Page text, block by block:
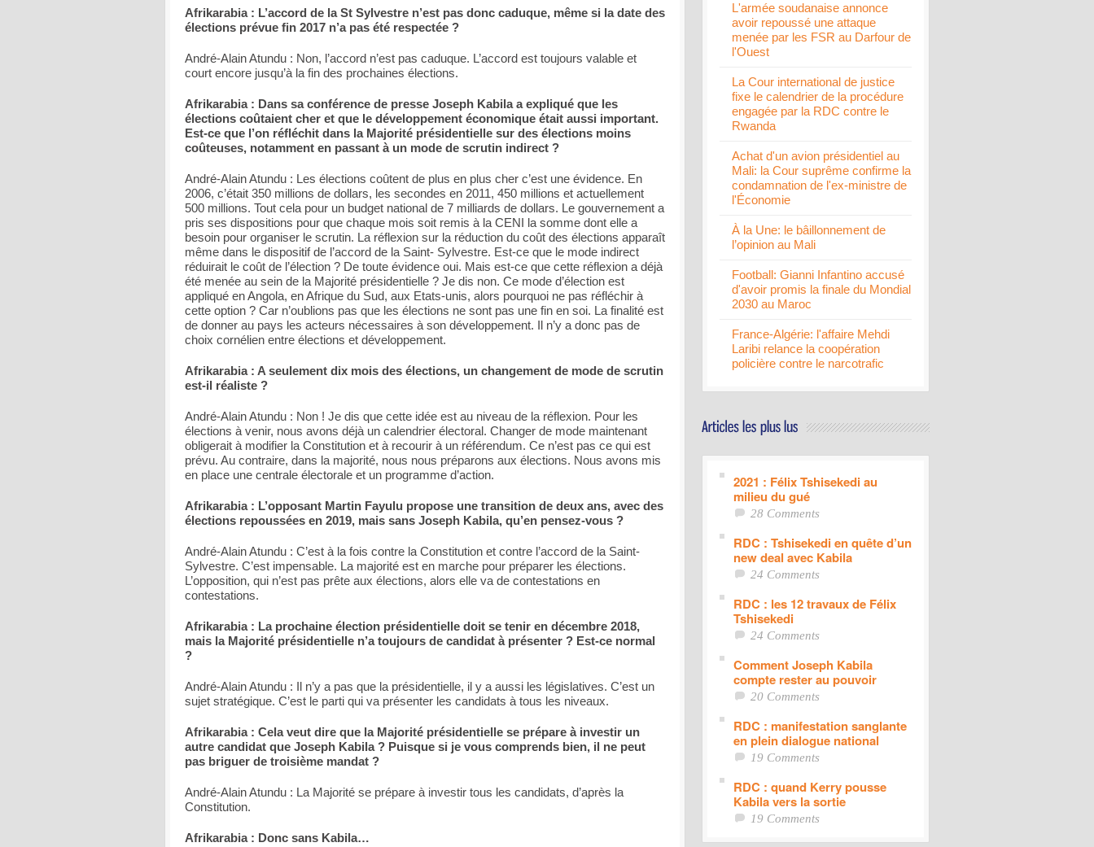
Afrikarabia : L’accord de la St Sylvestre n’est pas donc caduque, même si la date des
élections prévue fin 2017 n’a pas été respectée ?
André-Alain Atundu : Non, l’accord n’est pas caduque. L’accord est toujours valable et
court encore jusqu’à la fin des prochaines élections.
Afrikarabia : Dans sa conférence de presse Joseph Kabila a expliqué que les
élections coûtaient cher et que le développement économique était aussi important.
Est-ce que l’on réfléchit dans la Majorité présidentielle sur des élections moins
coûteuses, notamment en passant à un mode de scrutin indirect ?
André-Alain Atundu : Les élections coûtent de plus en plus cher c’est une évidence. En
2006, c’était 350 millions de dollars, les secondes en 2011, 450 millions et actuellement
500 millions. Tout cela pour un budget national de 7 milliards de dollars. Le gouvernement a
pris ses dispositions pour que chaque mois soit remis à la CENI la somme dont elle a
besoin pour organiser le scrutin. La réflexion sur la réduction du coût des élections apparaît
même dans le dispositif de l’accord de la Saint- Sylvestre. Est-ce que le mode indirect
réduirait le coût de l’élection ? De toute évidence oui. Mais est-ce que cette réflexion a déjà
été menée au sein de la Majorité présidentielle ? Je dis non. Ce mode d’élection est
appliqué en Angola, en Afrique du Sud, aux Etats-unis, alors pourquoi ne pas réfléchir à
cette option ? Car n’oublions pas que les élections ne sont pas une fin en soi. La finalité est
de donner au pays les acteurs nécessaires à son développement. Il n’y a donc pas de
choix cornélien entre élections et développement.
Afrikarabia : A seulement dix mois des élections, un changement de mode de scrutin
est-il réaliste ?
André-Alain Atundu : Non ! Je dis que cette idée est au niveau de la réflexion. Pour les
élections à venir, nous avons déjà un calendrier électoral. Changer de mode maintenant
obligerait à modifier la Constitution et à recourir à un référendum. Ce n’est pas ce qui est
prévu. Au contraire, dans la majorité, nous nous préparons aux élections. Nous avons mis
en place une centrale électorale et un programme d’action.
Afrikarabia : L’opposant Martin Fayulu propose une transition de deux ans, avec des
élections repoussées en 2019, mais sans Joseph Kabila, qu’en pensez-vous ?
André-Alain Atundu : C’est à la fois contre la Constitution et contre l’accord de la Saint-
Sylvestre. C’est impensable. La majorité est en marche pour préparer les élections.
L’opposition, qui n’est pas prête aux élections, alors elle va de contestations en
contestations.
Afrikarabia : La prochaine élection présidentielle doit se tenir en décembre 2018,
mais la Majorité présidentielle n’a toujours de candidat à présenter ? Est-ce normal
?
André-Alain Atundu : Il n’y a pas que la présidentielle, il y a aussi les législatives. C’est un
sujet stratégique. C’est le parti qui va présenter les candidats à tous les niveaux.
Afrikarabia : Cela veut dire que la Majorité présidentielle se prépare à investir un
autre candidat que Joseph Kabila ? Puisque si je vous comprends bien, il ne peut
pas briguer de troisième mandat ?
André-Alain Atundu : La Majorité se prépare à investir tous les candidats, d’après la
Constitution.
Afrikarabia : Donc sans Kabila…
L'armée soudanaise annonce
avoir repoussé une attaque
menée par les FSR au Darfour de
l'Ouest
La Cour international de justice
fixe le calendrier de la procédure
engagée par la RDC contre le
Rwanda
Achat d'un avion présidentiel au
Mali: la Cour suprême confirme la
condamnation de l'ex-ministre de
l'Économie
À la Une: le bâillonnement de
l’opinion au Mali
Football: Gianni Infantino accusé
d'avoir promis la finale du Mondial
2030 au Maroc
France-Algérie: l'affaire Mehdi
Laribi relance la coopération
policière contre le narcotrafic
2021 : Félix Tshisekedi au
milieu du gué
28 Comments
RDC : Tshisekedi en quête d’un
new deal avec Kabila
24 Comments
RDC : les 12 travaux de Félix
Tshisekedi
24 Comments
Comment Joseph Kabila
compte rester au pouvoir
20 Comments
RDC : manifestation sanglante
en plein dialogue national
19 Comments
RDC : quand Kerry pousse
Kabila vers la sortie
19 Comments